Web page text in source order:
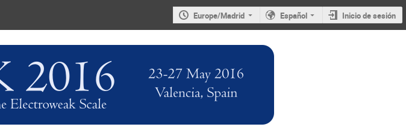
Europe/Madrid Español Inicio de sesión